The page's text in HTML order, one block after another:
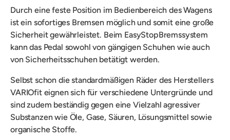
Durch eine feste Position im Bedienbereich des Wagens
ist ein sofortiges Bremsen möglich und somit eine große
Sicherheit gewährleistet. Beim EasyStopBremssystem
kann das Pedal sowohl von gängigen Schuhen wie auch
von Sicherheitsschuhen betätigt werden.
Selbst schon die standardmäßigen Räder des Herstellers
VARIOfit eignen sich für verschiedene Untergründe und
sind zudem beständig gegen eine Vielzahl agressiver
Substanzen wie Öle, Gase, Säuren, Lösungsmittel sowie
organische Stoffe.